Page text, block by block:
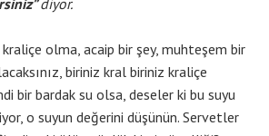
diyor.
olma, acaip bir şey, muhteşem bir
biriniz kral biriniz kraliçe
bir bardak su olsa, deseler ki bu suyu
o suyun değerini düşünün. Servetler